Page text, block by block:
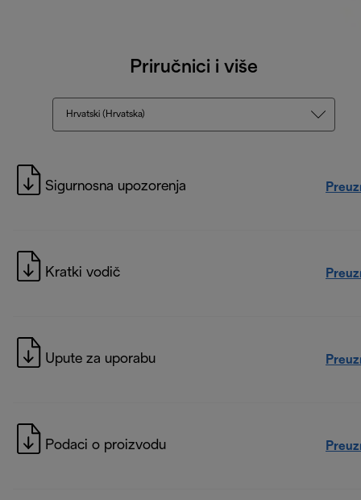
Priručnici i više
Hrvatski (Hrvatska)
Sigurnosna upozorenja
Kratki vodič
Upute za uporabu
Podaci o proizvodu